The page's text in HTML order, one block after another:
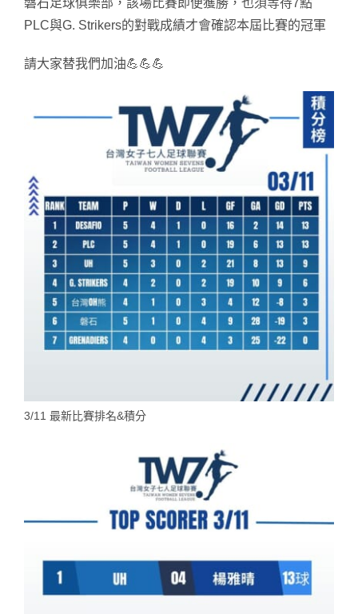
磐石足球俱樂部，該場比賽即便獲勝，也須等待7點
PLC與G. Strikers的對戰成績才會確認本屆比賽的冠軍
請大家替我們加油💪💪💪
3/11 最新比賽排名&積分